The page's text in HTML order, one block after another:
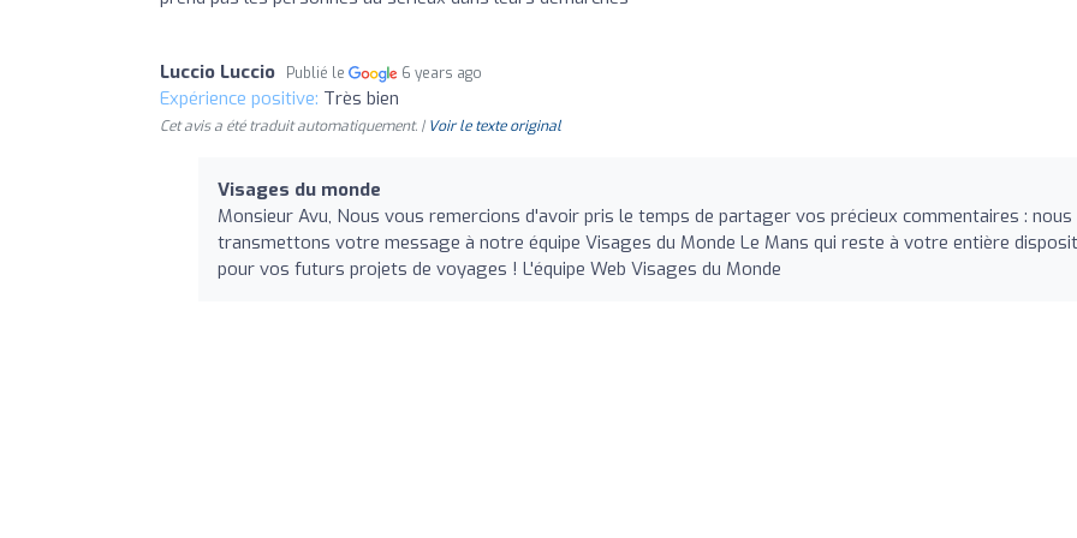
Luccio Luccio Publié le 6 years ago
Expérience positive: Très bien
Cet avis a été traduit automatiquement. | Voir le texte original
Visages du monde
Monsieur Avu, Nous vous remercions d'avoir pris le temps de partager vos précieux commentaires : nous
transmettons votre message à notre équipe Visages du Monde Le Mans qui reste à votre entière
pour vos futurs projets de voyages ! L'équipe Web Visages du Monde